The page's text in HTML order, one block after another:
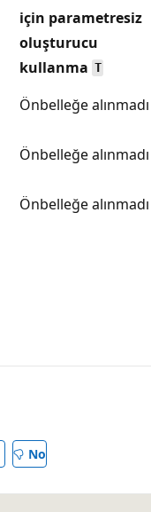
için parametresiz
oluşturucu
kullanma T
Önbelleğe alınmadı
Önbelleğe alınmadı
Önbelleğe alınmadı
No